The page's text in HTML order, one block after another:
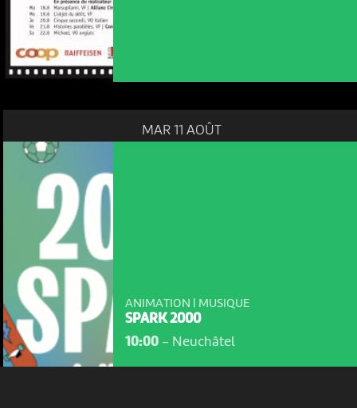
NOUS UTILISONS DES COOKIES
En poursuivant votre navigation sur le culturoscoPe site vous
consentez à l’utilisation de cookies. Les cookies nous
permettent d'analyser le trafic, d’affiner les contenus mis à
votre disposition et renseigner les acteurs·trices culturel·le·s sur
l'intérêt porté à leurs événements.
Plus d'infos
MAR 11 AOÛT
ANIMATION | MUSIQUE
SPARK 2000
10:00- Neuchâtel